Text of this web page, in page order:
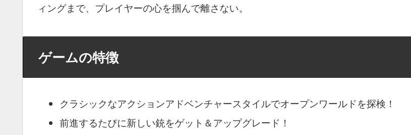
ィングまで、プレイヤーの心を掴んで離さない。
ゲームの特徴
クラシックなアクションアドベンチャースタイルでオープンワールドを探検！
前進するたびに新しい銃をゲット＆アップグレード！